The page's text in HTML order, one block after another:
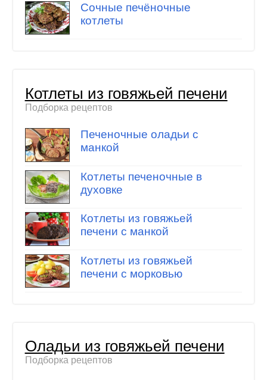
Сочные печёночные
котлеты
Котлеты из говяжьей печени
Подборка рецептов
Печеночные оладьи с
манкой
Котлеты печеночные в
духовке
Котлеты из говяжьей
печени с манкой
Котлеты из говяжьей
печени с морковью
Оладьи из говяжьей печени
Подборка рецептов